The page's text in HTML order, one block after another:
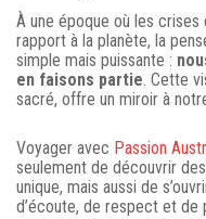
À une époque où les
rapport à la planète, la
simple mais puissante :
en faisons partie. Cette
sacré, offre un miroir à
Voyager avec Passion
seulement de découvrir
unique, mais aussi de
d’écoute, de respect et de